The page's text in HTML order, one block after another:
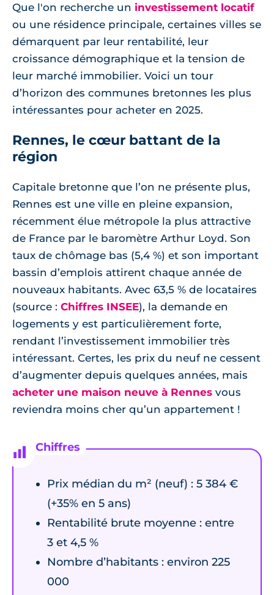
Que l'on recherche un investissement locatif
ou une résidence principale, certaines villes se
démarquent par leur rentabilité, leur
croissance démographique et la tension de
leur marché immobilier. Voici un tour
d’horizon des communes bretonnes les plus
intéressantes pour acheter en 2025.
Rennes, le cœur battant de la
région
Capitale bretonne que l’on ne présente plus,
Rennes est une ville en pleine expansion,
récemment élue métropole la plus attractive
de France par le baromètre Arthur Loyd. Son
taux de chômage bas (5,4 %) et son important
bassin d’emplois attirent chaque année de
nouveaux habitants. Avec 63,5 % de locataires
(source : Chiffres INSEE), la demande en
logements y est particulièrement forte,
rendant l’investissement immobilier très
intéressant. Certes, les prix du neuf ne cessent
d’augmenter depuis quelques années, mais
acheter une maison neuve à Rennes vous
reviendra moins cher qu’un appartement !
Prix médian du m² (neuf) : 5 384 €
(+35% en 5 ans)
Rentabilité brute moyenne : entre
3 et 4,5 %
Nombre d’habitants : environ 225
000